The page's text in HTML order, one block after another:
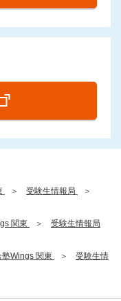
受験生情報局
関東
受験生情報局
塾Wings 関東
受験生情